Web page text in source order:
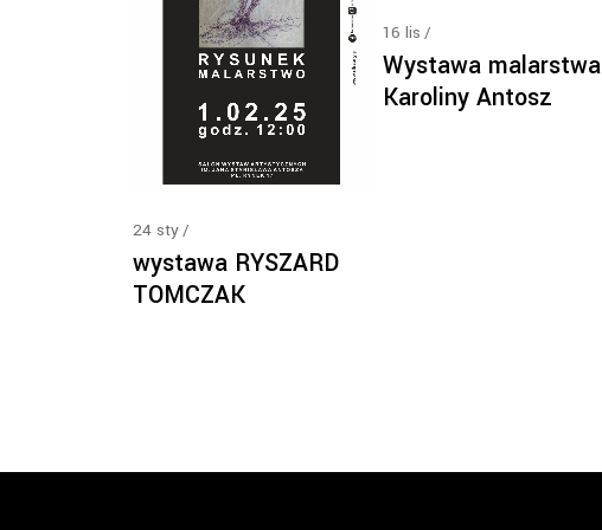
24 sty
wystawa RYSZARD
TOMCZAK
16 lis
Wystawa malarstwa
Karoliny Antosz